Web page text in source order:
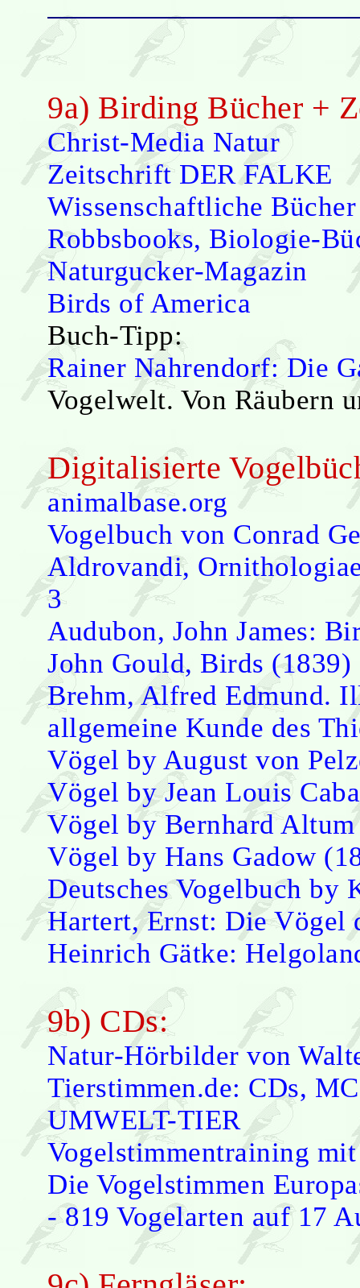
9a) Birding Bücher +
Christ-Media Natur
Zeitschrift DER FALKE
Wissenschaftliche Bücher
Robbsbooks, Biologie-
Naturgucker-Magazin
Birds of America
Buch-Tipp:
Rainer Nahrendorf: Die
Vogelwelt. Von Räubern
Digitalisierte
animalbase.org
Vogelbuch von Conrad
Aldrovandi,
3
Audubon, John James:
John Gould, Birds (1839)
Brehm, Alfred Edmund.
allgemeine Kunde des
Vögel by August von
Vögel by Jean Louis
Vögel by Bernhard
Vögel by Hans Gadow
Deutsches Vogelbuch
Hartert, Ernst: Die Vögel
Heinrich Gätke:
9b) CDs:
Natur-Hörbilder von
Tierstimmen.de: CDs,
UMWELT-TIER
Vogelstimmentraining
Die Vogelstimmen
- 819 Vogelarten auf 17